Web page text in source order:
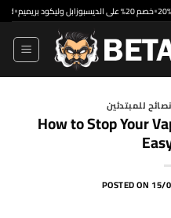
Skip
to
content
خصم 20% على الديسبوزابل وليكود بريميم•20% OFF
How to Stop Your
POSTED ON 15/